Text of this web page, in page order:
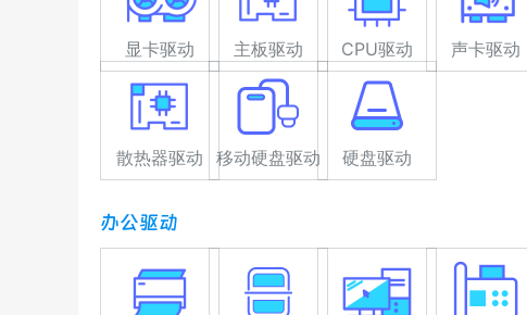
显卡驱动 主板驱动 CPU驱动 声卡驱动
散热器驱动 移动硬盘驱动 硬盘驱动
办公驱动